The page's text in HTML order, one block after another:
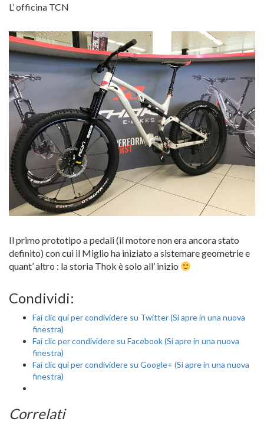
L’ officina TCN
Il primo prototipo a pedali (il motore non era ancora stato
definito) con cui il Miglio ha iniziato a sistemare geometrie e
quant’ altro : la storia Thok è solo all’ inizio
Condividi:
Fai clic qui per condividere su Twitter (Si apre in una nuova
finestra)
Fai clic per condividere su Facebook (Si apre in una nuova
finestra)
Fai clic qui per condividere su Google+ (Si apre in una nuova
finestra)
Correlati